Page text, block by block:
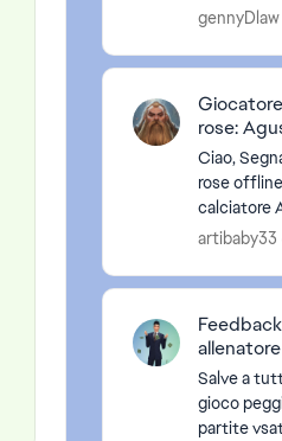
volevo
gennyDlaw
rose:
Ciao, Segnalo un problema nel database delle
rose
calciatore
Dettagli del problema:
artibaby33
allenatore
Salve a
gioco
partite